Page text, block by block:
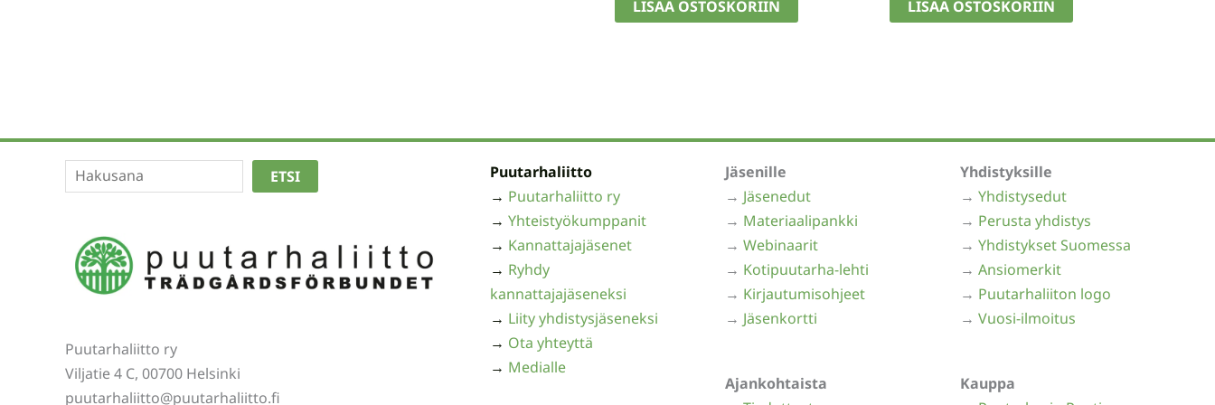
17,90 €.15,00 €.
LISÄÄ OSTOSKORIIN
15,00 €.12,50 €.
LISÄÄ OSTOSKORIIN
EtsiETSI
Puutarhaliitto ry
Viljatie 4 C, 00700 Helsinki
puutarhaliitto@puutarhaliitto.fi
Puutarhaliitto
→ Puutarhaliitto ry
→ Yhteistyökumppanit
→ Kannattajajäsenet
→ Ryhdy
kannattajajäseneksi
→ Liity yhdistysjäseneksi
→ Ota yhteyttä
→ Medialle
Jäsenille
→ Jäsenedut
→ Materiaalipankki
→ Webinaarit
→ Kotipuutarha-lehti
→ Kirjautumisohjeet
→ Jäsenkortti
Ajankohtaista
Yhdistyksille
→ Yhdistysedut
→ Perusta yhdistys
→ Yhdistykset Suomessa
→ Ansiomerkit
→ Puutarhaliiton logo
→ Vuosi-ilmoitus
Kauppa